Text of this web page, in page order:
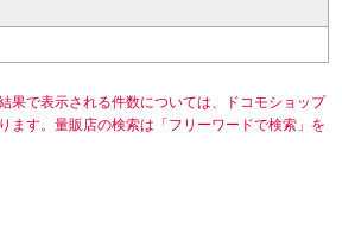
果で表示される件数については、ドコモショップ
ます。量販店の検索は「フリーワードで検索」を